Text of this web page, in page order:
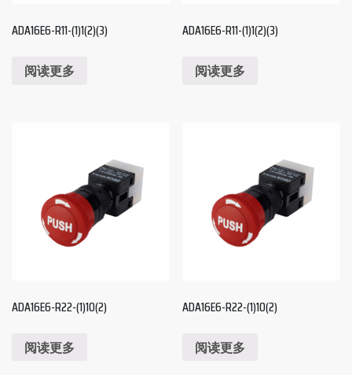
ADA16E6-R11-(1)1(2)(3)
阅读更多
ADA16E6-R11-(1)1(2)(3)
阅读更多
ADA16E6-R22-(1)10(2)
阅读更多
ADA16E6-R22-(1)10(2)
阅读更多